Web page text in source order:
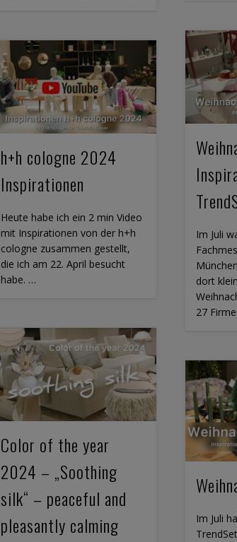
Im Juli
dort
27
h+h cologne 2024
Inspirationen
Heute habe ich ein 2 min Video
mit Inspirationen von der h+h
cologne zusammen gestellt,
die ich am 22. April besucht
habe. …
Color of the year
2024 – „Soothing
silk“ – peaceful and
pleasantly calming
Im Juli